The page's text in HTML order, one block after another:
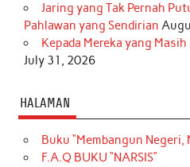
Jaring yang Tak Pernah
Pahlawan yang Sendirian
Kepada Mereka yang
July 31, 2026
HALAMAN
Buku “Membangun Negeri,
F.A.Q BUKU “NARSIS”